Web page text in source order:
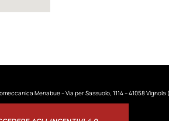
Menabue – Via per Sassuolo, 1114 – 41058 Vignola